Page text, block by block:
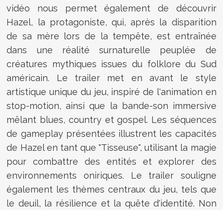
vidéo nous permet également de découvrir
Hazel, la protagoniste, qui, après la disparition
de sa mère lors de la tempête, est entraînée
dans une réalité surnaturelle peuplée de
créatures mythiques issues du folklore du Sud
américain.
Le trailer met en avant le style
artistique unique du jeu, inspiré de l'animation en
stop-motion, ainsi que la bande-son immersive
mêlant blues, country et gospel. Les séquences
de gameplay présentées illustrent les capacités
de Hazel en tant que "Tisseuse", utilisant la magie
pour combattre des entités et explorer des
environnements oniriques.
Le trailer souligne
également les thèmes centraux du jeu, tels que
le deuil, la résilience et la quête d'identité. Non